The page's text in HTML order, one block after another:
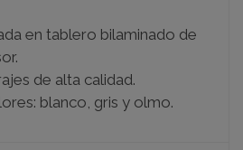
en tablero bilaminado de
de alta calidad.
blanco, gris y olmo.